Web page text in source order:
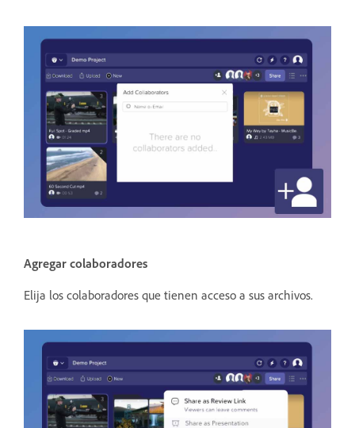
Agregar colaboradores
Elija los colaboradores que tienen acceso a sus archivos.